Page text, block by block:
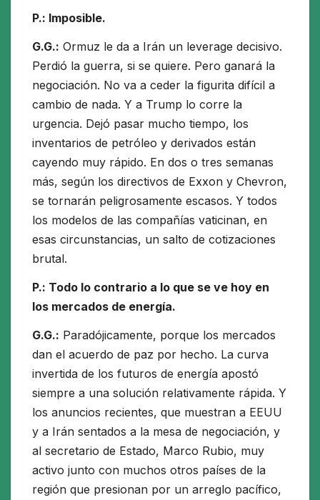
P.: Imposible.
G.G.: Ormuz le da a Irán un leverage decisivo.
Perdió la guerra, si se quiere. Pero ganará la
negociación. No va a ceder la figurita difícil a
cambio de nada. Y a Trump lo corre la
urgencia. Dejó pasar mucho tiempo, los
inventarios de petróleo y derivados están
cayendo muy rápido. En dos o tres semanas
más, según los directivos de Exxon y Chevron,
se tornarán peligrosamente escasos. Y todos
los modelos de las compañías vaticinan, en
esas circunstancias, un salto de cotizaciones
brutal.
P.: Todo lo contrario a lo que se ve hoy en
los mercados de energía.
G.G.: Paradójicamente, porque los mercados
dan el acuerdo de paz por hecho. La curva
invertida de los futuros de energía apostó
siempre a una solución relativamente rápida. Y
los anuncios recientes, que muestran a EEUU
y a Irán sentados a la mesa de negociación, y
al secretario de Estado, Marco Rubio, muy
activo junto con muchos otros países de la
región que presionan por un arreglo pacífico,